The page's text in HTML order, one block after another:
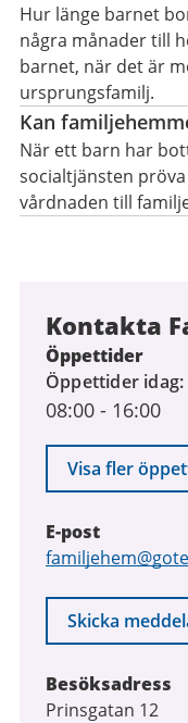
Hur länge barnet
några månader till
barnet, när det är
ursprungsfamilj.
Kan
När ett barn har
socialtjänsten
vårdnaden till
Kontakta
Öppettider
Öppettider idag
08:00 - 16:00
Visa fler
E-post
E-
Skicka
Besöksadress
Prinsgatan 12